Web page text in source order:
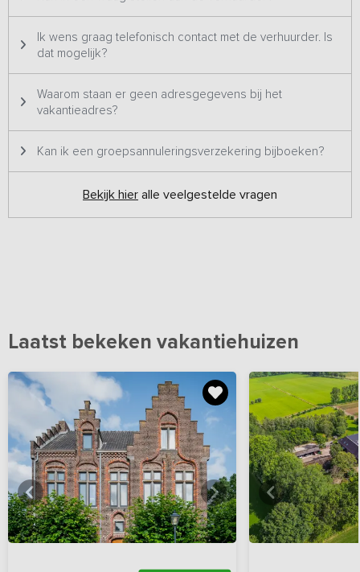
Ik wens graag telefonisch contact met de verhuurder. Is
dat mogelijk?
Waarom staan er geen adresgegevens bij het
vakantieadres?
Kan ik een groepsannuleringsverzekering bijboeken?
Bekijk hier alle veelgestelde vragen
Laatst bekeken vakantiehuizen
Bekijkhieralle foto's Bekijk